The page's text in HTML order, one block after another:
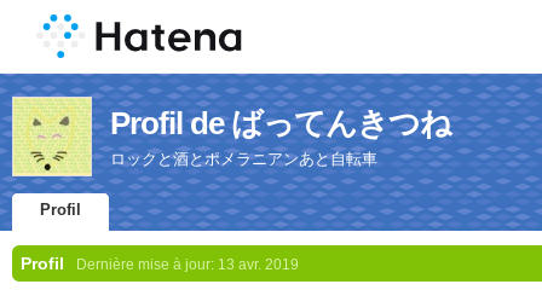
Profil de ばってんきつね
ロックと酒とポメラニアンあと自転車
Profil
Profil Dernière mise à jour: 13 avr. 2019